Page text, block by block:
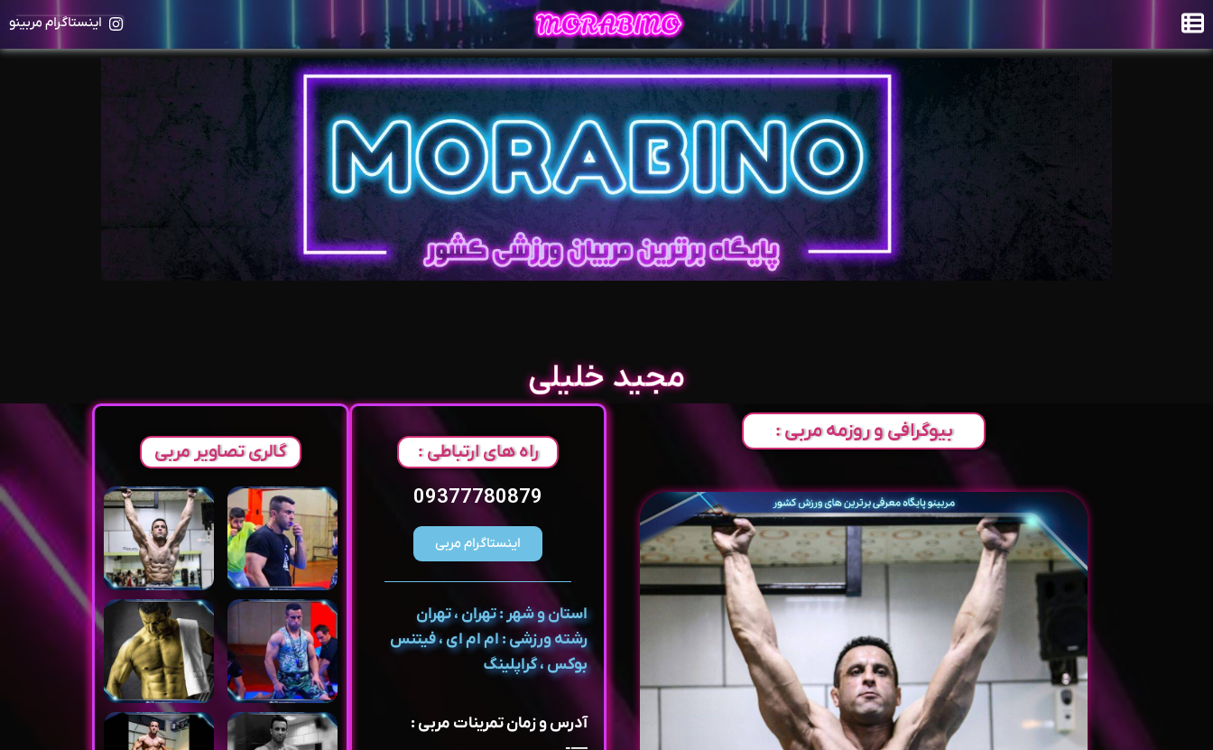
اینستاگرام مربینو
مجید خلیلی
بیوگرافی و روزمه مربی :
راه های ارتباطی :
09377780879
اینستاگرام مربی
استان و شهر : تهران ، تهران
رشته ورزشی : ام ام ای ، فیتنس
بوکس ، گراپلینگ
آدرس و زمان تمرینات مربی :
گالری تصاویر مربی